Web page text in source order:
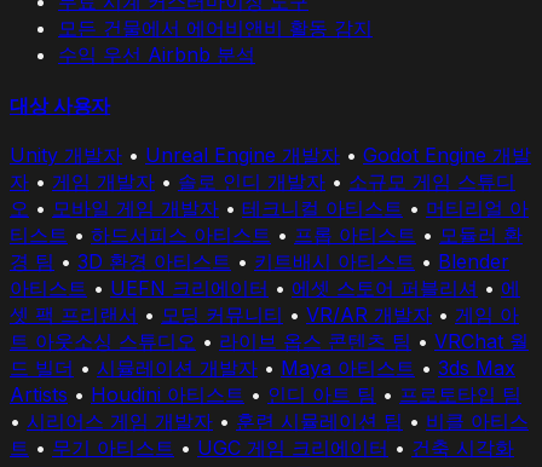
모든 건물에서 에어비앤비 활동 감지
수익 우선 Airbnb 분석
대상 사용자
Unity 개발자 • Unreal Engine 개발자 • Godot Engine 개발
자 • 게임 개발자 • 솔로 인디 개발자 • 소규모 게임 스튜디
오 • 모바일 게임 개발자 • 테크니컬 아티스트 • 머티리얼 아
티스트 • 하드서피스 아티스트 • 프롭 아티스트 • 모듈러 환
경 팀 • 3D 환경 아티스트 • 키트배시 아티스트 • Blender
아티스트 • UEFN 크리에이터 • 에셋 스토어 퍼블리셔 • 에
셋 팩 프리랜서 • 모딩 커뮤니티 • VR/AR 개발자 • 게임 아
트 아웃소싱 스튜디오 • 라이브 옵스 콘텐츠 팀 • VRChat 월
드 빌더 • 시뮬레이션 개발자 • Maya 아티스트 • 3ds Max
Artists • Houdini 아티스트 • 인디 아트 팀 • 프로토타입 팀
• 시리어스 게임 개발자 • 훈련 시뮬레이션 팀 • 비클 아티스
트 • 무기 아티스트 • UGC 게임 크리에이터 • 건축 시각화